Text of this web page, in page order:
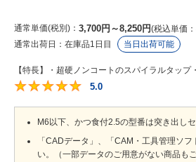
通常単価(税別) 3,700円 ～8,250円 税込単価
通常出荷日： 在庫品1日目 当日出荷可能
【特長】・超硬ノンコートのスパイラルタッ
5.0
M6以下、かつ食付2.5の型番は突き出しセ
「CADデータ」、「CAM・工具管理ソ
い。（一部データのご用意がない商品も